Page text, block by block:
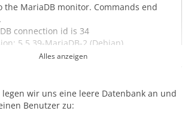
the MariaDB monitor. Commands end
connection id is 34
5.5.39-MariaDB-2 (Debian)
or '\h' for help. Type '\c' to clear the
Alles anzeigen
legen wir uns eine leere Datenbank an und
Benutzer zu: